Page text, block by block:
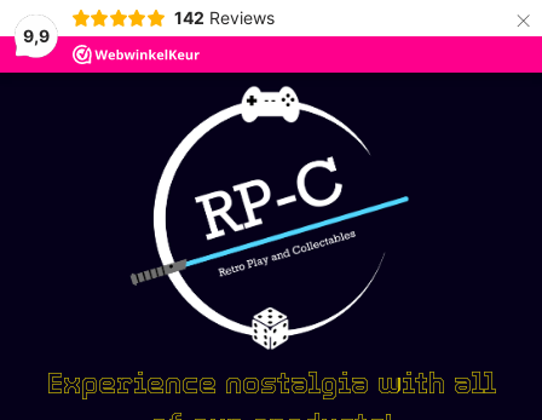
9,9
142 Reviews ×
Experience nostalgia with all